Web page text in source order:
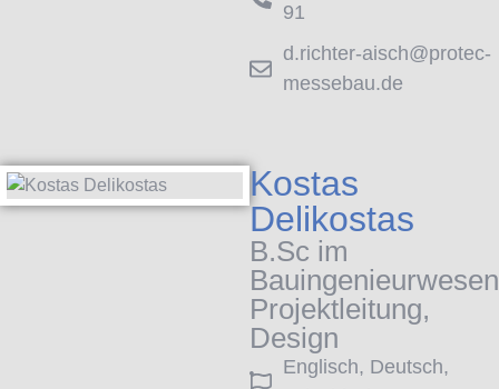
91
d.richter-aisch@protec-
messebau.de
Kostas
Delikostas
B.Sc im
Projektleitung,
Design
Englisch, Deutsch,